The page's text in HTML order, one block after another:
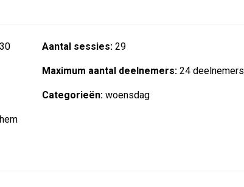
Aantal sessies: 29
Maximum aantal deelnemers: 24 deelnemers
Categorieën: woensdag